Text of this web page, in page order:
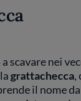
scavare nei
grattachecca,
il nome